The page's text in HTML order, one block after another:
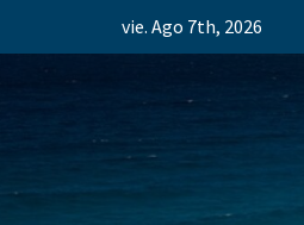
vie. Ago 7th, 2026